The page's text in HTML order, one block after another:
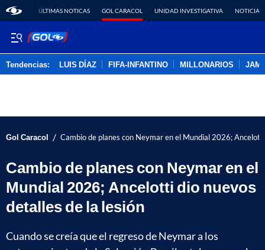
ÚLTIMAS NOTICAS GOL CARACOL UNIDAD INVESTIGATIVA NOTICIAS
Tendencias: LUIS DÍAZ FIFA-INFANTINO MILLONARIOS
Gol Caracol / Cambio de planes con Neymar en el Mundial 2026;
Cambio de planes con Neymar en el
Mundial 2026; Ancelotti dio nuevos
detalles de la lesión
Cuando se creía que el regreso de Neymar a los